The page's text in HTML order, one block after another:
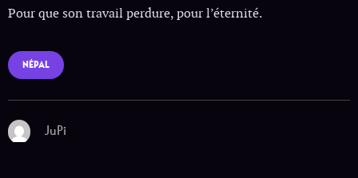
Pour que son travail perdure, pour l’éternité.
NÉPAL
JuPi